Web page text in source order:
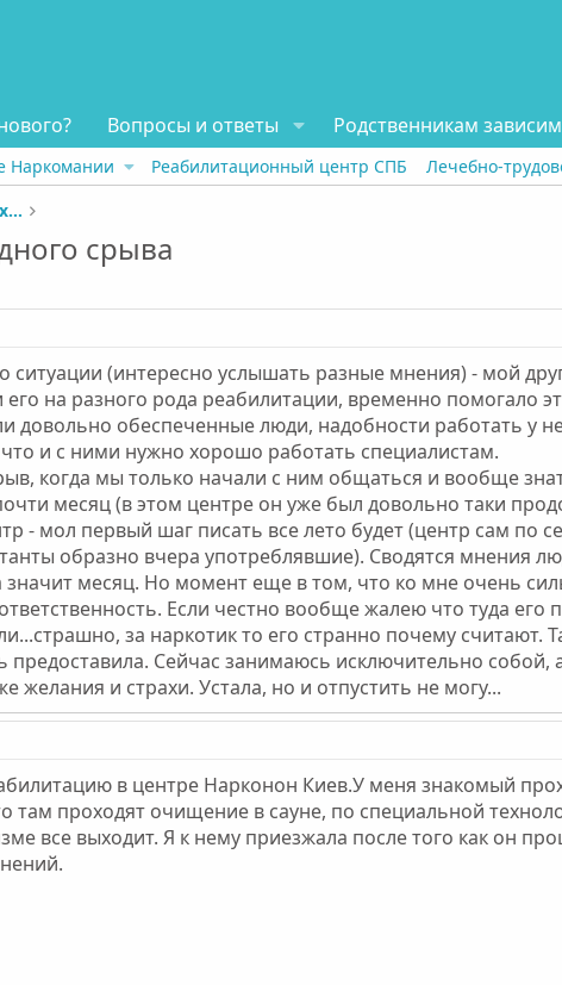
Вопросы и ответы Родственникам
Наркомании Реабилитационный центр СПБ Лечебно-
Отзывы о реабилитационных центрах наркозависимых
срыва
ситуации (интересно услышать разные мнения) - мой
на разного рода реабилитации, временно помогало
довольно обеспеченные люди, надобности работать у
и с ними нужно хорошо работать специалистам.
когда мы только начали с ним общаться и вообще
месяц (в этом центре он уже был довольно таки
- мол первый шаг писать все лето будет (центр сам по
образно вчера употреблявшие). Сводятся мнения
значит месяц. Но момент еще в том, что ко мне очень
Если честно вообще жалею что туда
за наркотик то его странно почему считают.
предоставила. Сейчас занимаюсь исключительно
желания и страхи. Устала, но и отпустить не могу...
в центре Нарконон Киев.У меня знакомый
там проходят очищение в сауне, по специальной
все выходит. Я к нему приезжала после того как он